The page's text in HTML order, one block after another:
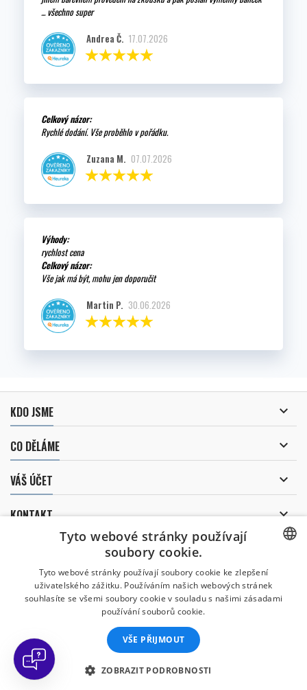
... všechno super
Andrea Č. 17.07.2026
Celkový názor:
Rychlé dodání. Vše proběhlo v pořádku.
Zuzana M. 07.07.2026
Výhody:
rychlost cena
Celkový názor:
Vše jak má být, mohu jen doporučit
Martin P. 30.06.2026
KDO JSME 
CO DĚLÁME 
VÁŠ ÚČET 
KONTAKT 
ODBĚR NOVINEK
Uděluji souhlas se
zpracováním osobních údajů.
© Copyright 2026 Divers Direct Praha. Všechna práva vyhrazena.
CZECH
Tyto webové stránky používají
soubory cookie.
Tyto webové stránky používají soubory cookie ke zlepšení
uživatelského zážitku. Používáním našich webových stránek
souhlasíte se všemi soubory cookie v souladu s našimi zásadami
používání souborů cookie.
VŠE PŘIJMOUT
ZOBRAZIT PODROBNOSTI